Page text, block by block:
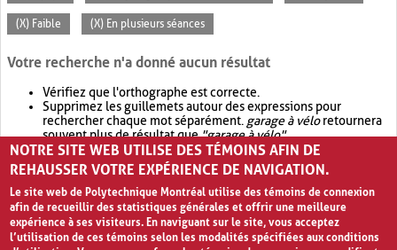
(X) Faible (X) En plusieurs séances
Votre recherche n'a donné aucun résultat
Vérifiez que l'orthographe est correcte.
Supprimez les guillemets autour des expressions pour
rechercher chaque mot séparément. garage à véloretournera
souvent plus de résultat que"garage à vélo".
Envisagez d'élargir votre recherche avec OR.garage OR vélo
retournera souvent plus de résultat quegarage à vélo
NOTRE SITE WEB UTILISE DES TÉMOINS AFIN DE
REHAUSSER VOTRE EXPÉRIENCE DE NAVIGATION.
Le site web de Polytechnique Montréal utilise des témoins de connexion
afin de recueillir des statistiques générales et offrir une meilleure
expérience à ses visiteurs. En naviguant sur le site, vous acceptez
l’utilisation de ces témoins selon les modalités spécifiées aux conditions